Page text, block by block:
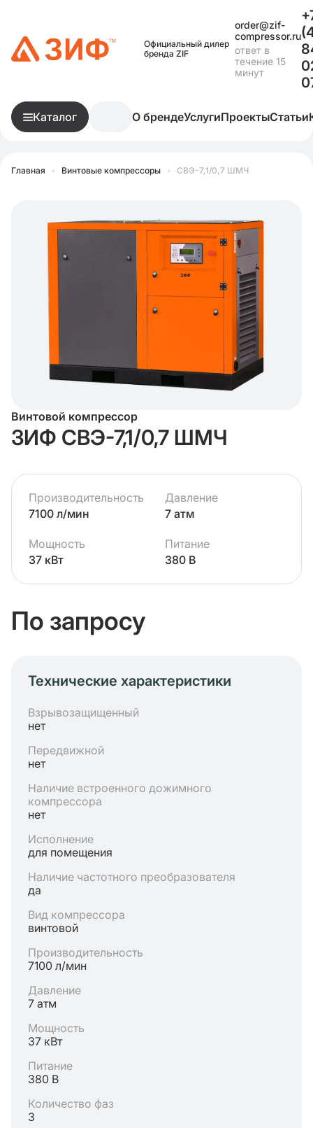
Официальный дилер
бренда ZIF
order@zif-
compressor.ru
ответ в
течение 15
минут
Каталог О брендеУслугиПроектыСтатьи
Главная • Винтовые компрессоры • СВЭ-7,1/0,7 ШМЧ
Винтовой компрессор
ЗИФ СВЭ-7,1/0,7 ШМЧ
Производительность
7100 л/мин
Давление
7 атм
Мощность
37 кВт
Питание
380 В
По запросу
Технические характеристики
Взрывозащищенный
нет
Передвижной
нет
Наличие встроенного дожимного
компрессора
нет
Исполнение
для помещения
Наличие частотного преобразователя
да
Вид компрессора
винтовой
Производительность
7100 л/мин
Давление
7 атм
Мощность
37 кВт
Питание
380 В
Количество фаз
3